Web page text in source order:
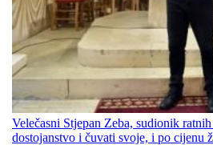
Velečasni Stjepan Zeba, sudionik
dostojanstvo i čuvati svoje, i po cijenu